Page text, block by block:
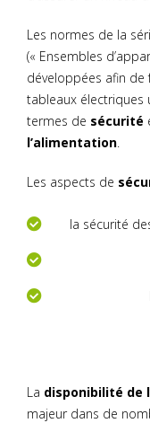
Les normes de la
(« Ensembles
développées afin de
tableaux électriques
termes de sécurité
l’alimentation
Les aspects de
la sécurité
La disponibilité de
majeur dans de